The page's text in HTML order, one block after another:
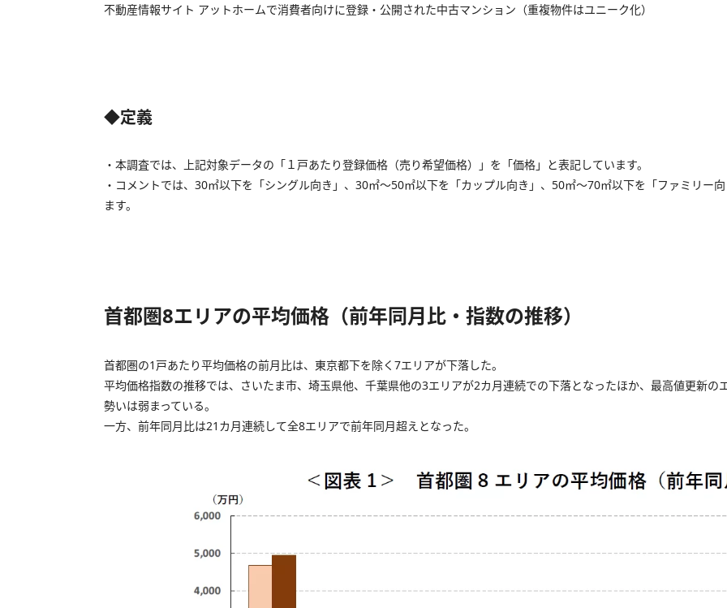
不動産情報サイト アットホームで消費者向けに登録・公開された中古マンション（重複物件はユニーク化）
◆定義
・本調査では、上記対象データの「１戸あたり登録価格（売り希望価格）」を「価格」と表記しています。
・コメントでは、30㎡以下を「シングル向き」、30㎡～50㎡以下を「カップル向き」、50㎡～70㎡以下を「ファミリー
ます。
首都圏8エリアの平均価格（前年同月比・指数の推移）
首都圏の1戸あたり平均価格の前月比は、東京都下を除く7エリアが下落した。
平均価格指数の推移では、さいたま市、埼玉県他、千葉県他の3エリアが2カ月連続での下落となったほか、最高値更新の
勢いは弱まっている。
一方、前年同月比は21カ月連続して全8エリアで前年同月超えとなった。